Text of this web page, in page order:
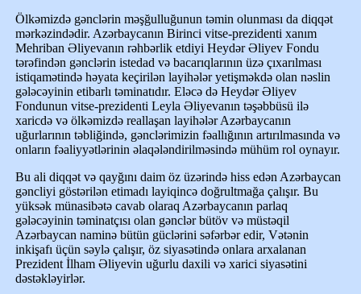
Ölkəmizdə gənclərin məşğulluğunun təmin olunması da diqqət
mərkəzindədir. Azərbaycanın Birinci vitse-prezidenti xanım
Mehriban Əliyevanın rəhbərlik etdiyi Heydər Əliyev Fondu
tərəfindən gənclərin istedad və bacarıqlarının üzə çıxarılması
istiqamətində həyata keçirilən layihələr yetişməkdə olan nəslin
gələcəyinin etibarlı təminatıdır. Eləcə də Heydər Əliyev
Fondunun vitse-prezidenti Leyla Əliyevanın təşəbbüsü ilə
xaricdə və ölkəmizdə reallaşan layihələr Azərbaycanın
uğurlarının təbliğində, gənclərimizin fəallığının artırılmasında və
onların fəaliyyətlərinin əlaqələndirilməsində mühüm rol oynayır.
Bu ali diqqət və qayğını daim öz üzərində hiss edən Azərbaycan
gəncliyi göstərilən etimadı layiqincə doğrultmağa çalışır. Bu
yüksək münasibətə cavab olaraq Azərbaycanın parlaq
gələcəyinin təminatçısı olan gənclər bütöv və müstəqil
Azərbaycan naminə bütün güclərini səfərbər edir, Vətənin
inkişafı üçün səylə çalışır, öz siyasətində onlara arxalanan
Prezident İlham Əliyevin uğurlu daxili və xarici siyasətini
dəstəkləyirlər.